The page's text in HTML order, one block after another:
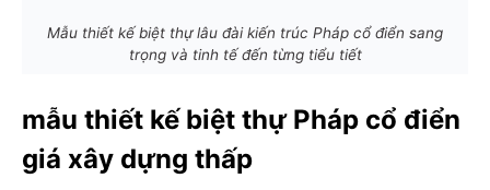
Mẫu thiết kế biệt thự lâu đài kiến trúc Pháp cổ điển sang
trọng và tinh tế đến từng tiểu tiết
mẫu thiết kế biệt thự Pháp cổ điển
giá xây dựng thấp